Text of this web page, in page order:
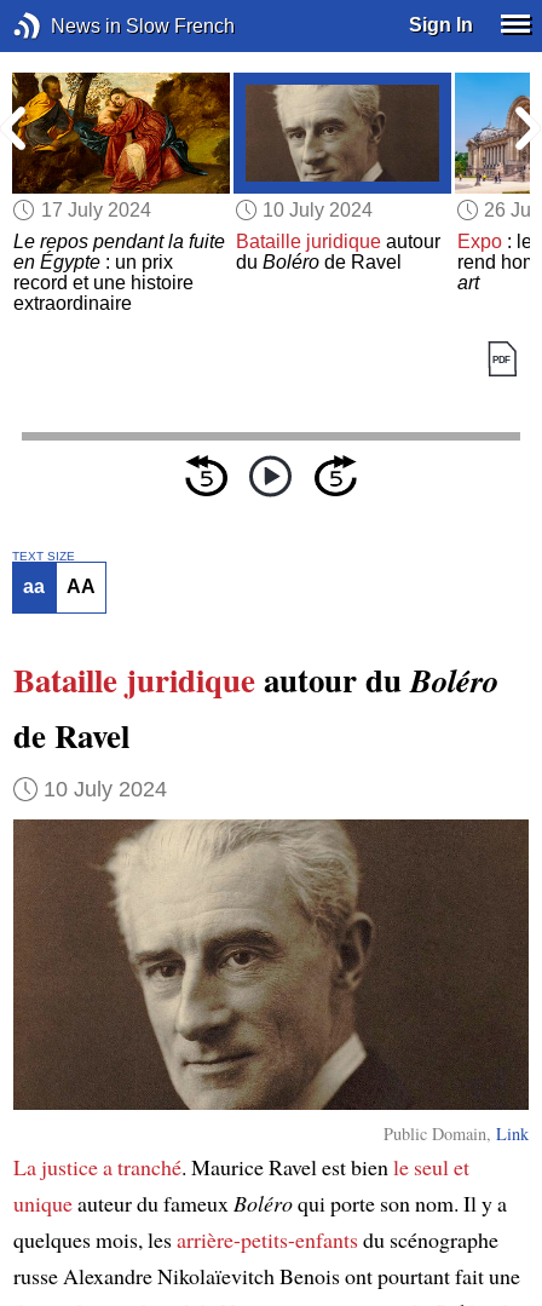
News in Slow French Sign In
17 July 2024
Le repos pendant la fuite
en Égypte : un prix
record et une histoire
extraordinaire
10 July 2024
Bataille juridiqueautour
du Bolérode Ravel
26
Expo: le
rend
art
TEXT SIZE
aa AA
Bataille juridiqueautour duBoléro
de Ravel
10 July 2024
Public Domain,Link
La justice a tranché. Maurice Ravel est bienle seul et
uniqueauteur du fameuxBoléroqui porte son nom. Il y a
quelques mois, lesarrière-petits-enfantsdu scénographe
russe Alexandre Nikolaïevitch Benois ont pourtant fait une